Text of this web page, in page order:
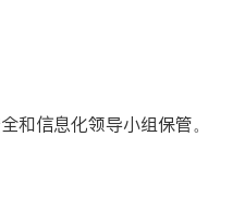
和信息化领导小组保管。